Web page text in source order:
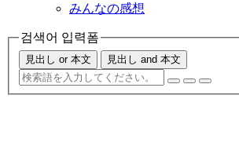
みんなの感想
검색어 입력폼
見出し or 本文 見出し and 本文